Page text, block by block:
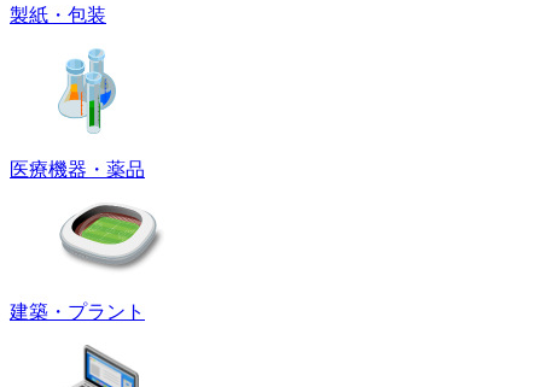
製紙・包装
医療機器・薬品
建築・プラント